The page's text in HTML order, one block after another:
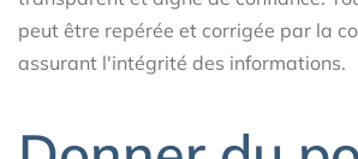
peut être repérée et corrigée par la
assurant l'intégrité des informations.